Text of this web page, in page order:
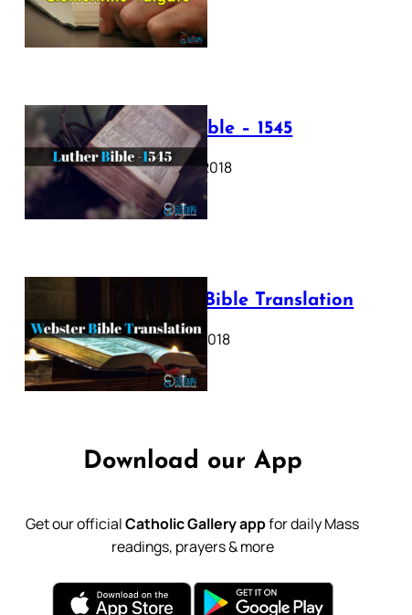
July 12, 2025
Luther Bible – 1545
October 17, 2018
Webster Bible Translation
October 11, 2018
Download our App
Get our officialCatholic Gallery appfor daily Mass
readings, prayers & more